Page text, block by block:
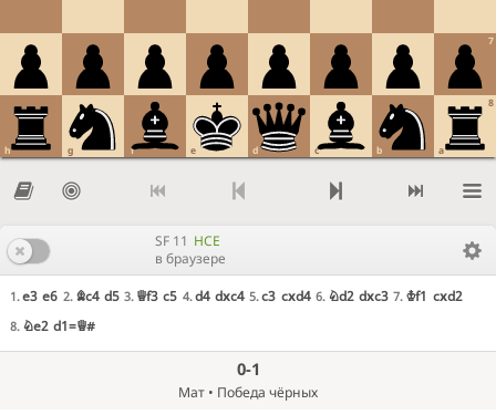
7
8
a
b
c
d
e
f
g
h
SF 11 HCE
в браузере
1.e3 e6 2. Bc4 d5 3. Qf3 c5 4.d4 dxc4 5.c3 cxd4 6. Nd2 dxc3 7. Kf1 cxd2
8. Ne2 d1=Q#
0-1
Мат • Победа чёрных